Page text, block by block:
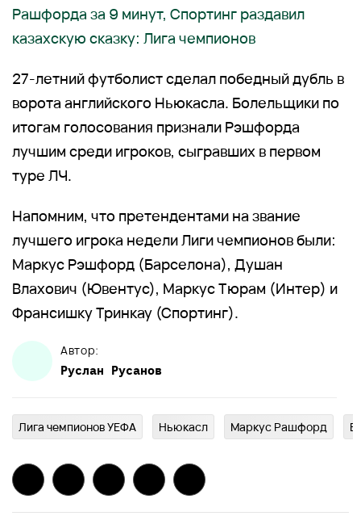
Рашфорда за 9 минут, Спортинг раздавил
казахскую сказку: Лига чемпионов
27-летний футболист сделал победный дубль в
ворота английского Ньюкасла. Болельщики по
итогам голосования признали Рэшфорда
лучшим среди игроков, сыгравших в первом
туре ЛЧ.
Напомним, что претендентами на звание
лучшего игрока недели Лиги чемпионов были:
Маркус Рэшфорд (Барселона), Душан
Влахович (Ювентус), Маркус Тюрам (Интер) и
Франсишку Тринкау (Спортинг).
Автор:
Руслан Русанов
Лига чемпионов УЕФА Ньюкасл Маркус Рашфорд